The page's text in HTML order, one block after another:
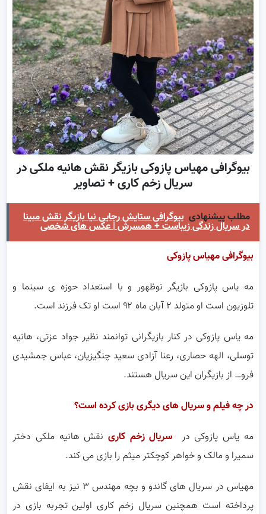
بیوگرافی مهیاس پازوکی بازیگر نقش هانیه ملکی در
سریال زخم کاری + تصاویر
مطلب پیشنهادی بیوگرافی ستایش رجایی نیا بازیگر نقش مبینا
در سریال زندگی زیباست + همسرش | عکس های شخصی
بیوگرافی مهیاس پازوکی
مه یاس پازوکی بازیگر نوظهور و با استعداد حوزه ی سینما و
تلوزیون است او متولد ۲ آبان ماه ۹۲ است او تک فرزند است.
مه یاس پازوکی در کنار بازیگرانی توانمند نظیر جواد عزتی، هانیه
توسلی، الهه حصاری، رعنا آزادی سعید چنگیزیان، عباس جمشیدی
فرو… از بازیگران این سریال هستند.
در چه فیلم و سریال های دیگری بازی کرده است؟
مه یاس پازوکی در سریال زخم کاری نقش هانیه ملکی دختر
سمیرا و مالک و خواهر کوچکتر میثم را بازی می کند.
مهیاس در سریال های گاندو و بچه مهندس ۳ نیز به ایفای نقش
پرداخته است همچنین سریال زخم کاری اولین تجربه بازی در